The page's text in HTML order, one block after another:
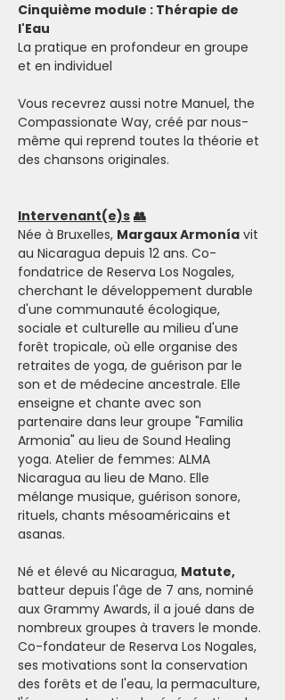
Cinquième module : Thérapie de
l'Eau
La pratique en profondeur en groupe
et en individuel
Vous recevrez aussi notre Manuel, the
Compassionate Way, créé par nous-
même qui reprend toutes la théorie et
des chansons originales.
Intervenant(e)s 👥
Née à Bruxelles, Margaux Armonía vit
au Nicaragua depuis 12 ans. Co-
fondatrice de Reserva Los Nogales,
cherchant le développement durable
d'une communauté écologique,
sociale et culturelle au milieu d'une
forêt tropicale, où elle organise des
retraites de yoga, de guérison par le
son et de médecine ancestrale. Elle
enseigne et chante avec son
partenaire dans leur groupe "Familia
Armonia" au lieu de Sound Healing
yoga. Atelier de femmes: ALMA
Nicaragua au lieu de Mano. Elle
mélange musique, guérison sonore,
rituels, chants mésoaméricains et
asanas.
Né et élevé au Nicaragua, Matute,
batteur depuis l'âge de 7 ans, nominé
aux Grammy Awards, il a joué dans de
nombreux groupes à travers le monde.
Co-fondateur de Reserva Los Nogales,
ses motivations sont la conservation
des forêts et de l'eau, la permaculture,